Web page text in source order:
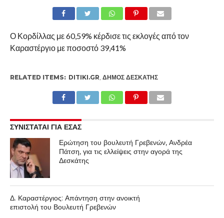
Ο Κορδίλλας με 60,59% κέρδισε τις εκλογές από τον
Καραστέργιο με ποσοστό 39,41%
RELATED ITEMS: DITIKI.GR, ΔΉΜΟΣ ΔΕΣΚΆΤΗΣ
ΣΥΝΙΣΤΑΤΑΙ ΓΙΑ ΕΣΑΣ
Ερώτηση του βουλευτή Γρεβενών, Ανδρέα
Πάτση, για τις ελλείψεις στην αγορά της
Δεσκάτης
Δ. Καραστέργιος: Απάντηση στην ανοικτή
επιστολή του Βουλευτή Γρεβενών